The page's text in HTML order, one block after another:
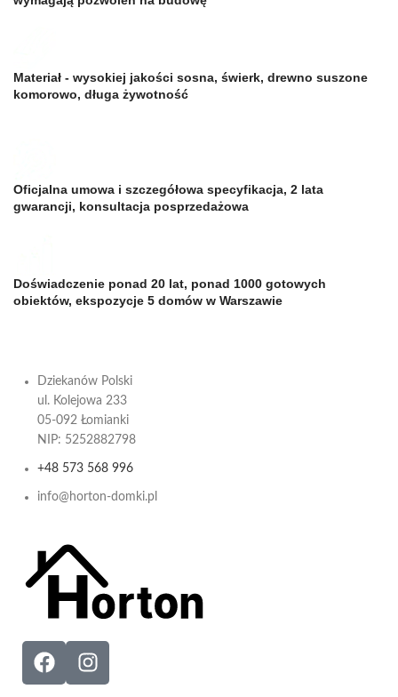
Materiał - wysokiej jakości sosna, świerk, drewno suszone
komorowo, długa żywotność
Oficjalna umowa i szczegółowa specyfikacja, 2 lata
gwarancji, konsultacja posprzedażowa
Doświadczenie ponad 20 lat, ponad 1000 gotowych
obiektów, ekspozycje 5 domów w Warszawie
Dziekanów Polski
ul. Kolejowa 233
05-092 Łomianki
NIP: 5252882798
+48 573 568 996
info@horton-domki.pl